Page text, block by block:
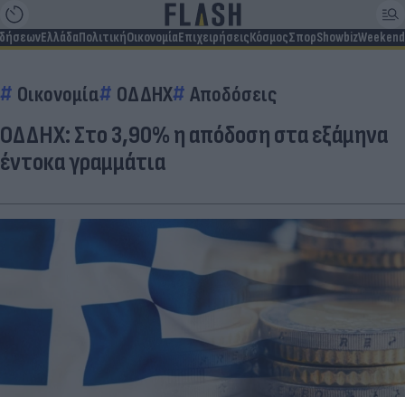
ΕλλάδαΠολιτικήΟικονομίαΕπιχειρήσειςΚόσμοςΣπορShowbizWeekend
Οικονομία ΟΔΔΗΧ Αποδόσεις
ΟΔΔΗΧ: Στο 3,90% η απόδοση στα εξάμηνα
έντοκα γραμμάτια